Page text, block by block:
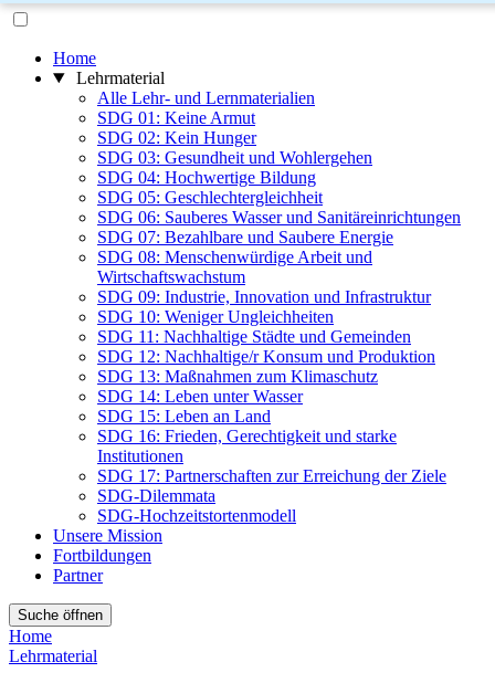
Home
Lehrmaterial
Alle Lehr- und Lernmaterialien
SDG 01: Keine Armut
SDG 02: Kein Hunger
SDG 03: Gesundheit und Wohlergehen
SDG 04: Hochwertige Bildung
SDG 05: Geschlechtergleichheit
SDG 06: Sauberes Wasser und Sanitäreinrichtungen
SDG 07: Bezahlbare und Saubere Energie
SDG 08: Menschenwürdige Arbeit und
Wirtschaftswachstum
SDG 09: Industrie, Innovation und Infrastruktur
SDG 10: Weniger Ungleichheiten
SDG 11: Nachhaltige Städte und Gemeinden
SDG 12: Nachhaltige/r Konsum und Produktion
SDG 13: Maßnahmen zum Klimaschutz
SDG 14: Leben unter Wasser
SDG 15: Leben an Land
SDG 16: Frieden, Gerechtigkeit und starke
Institutionen
SDG 17: Partnerschaften zur Erreichung der Ziele
SDG-Dilemmata
SDG-Hochzeitstortenmodell
Unsere Mission
Fortbildungen
Partner
Suche öffnen
Home
Lehrmaterial